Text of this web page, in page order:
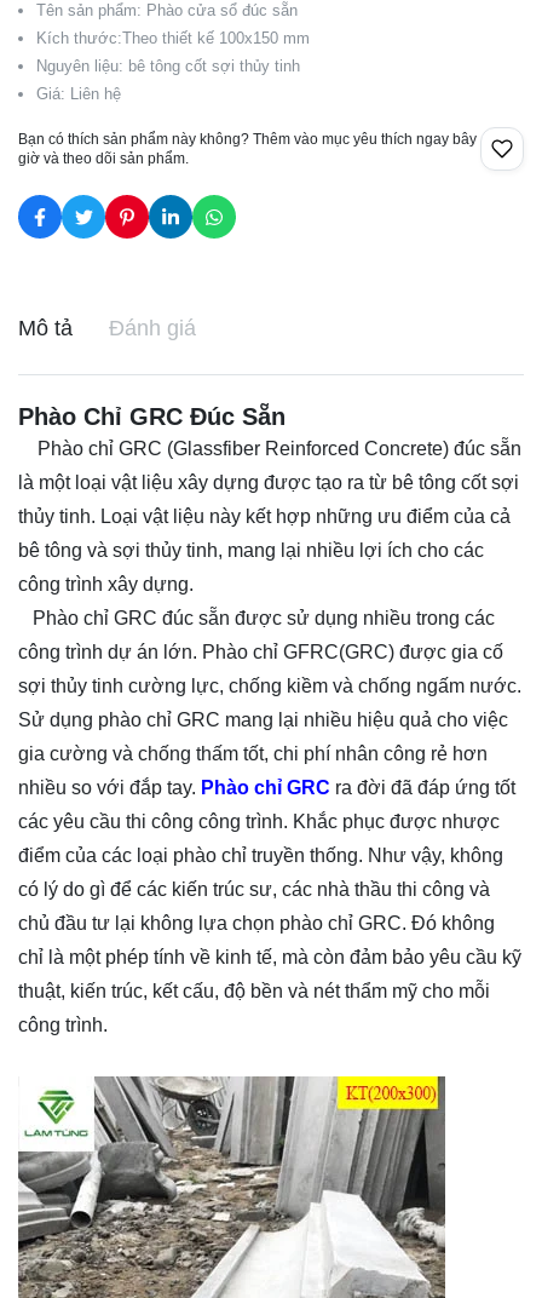
Tên sản phẩm: Phào cửa sổ đúc sẵn
Kích thước:Theo thiết kế 100x150 mm
Nguyên liệu: bê tông cốt sợi thủy tinh
Giá: Liên hệ
Bạn có thích sản phẩm này không? Thêm vào mục yêu thích ngay bây
giờ và theo dõi sản phẩm.
Mô tả Đánh giá
Phào Chỉ GRC Đúc Sẵn
Phào chỉ GRC (Glassfiber Reinforced Concrete) đúc sẵn
là một loại vật liệu xây dựng được tạo ra từ bê tông cốt sợi
thủy tinh. Loại vật liệu này kết hợp những ưu điểm của cả
bê tông và sợi thủy tinh, mang lại nhiều lợi ích cho các
công trình xây dựng.
Phào chỉ GRC đúc sẵn được sử dụng nhiều trong các
công trình dự án lớn. Phào chỉ GFRC(GRC) được gia cố
sợi thủy tinh cường lực, chống kiềm và chống ngấm nước.
Sử dụng phào chỉ GRC mang lại nhiều hiệu quả cho việc
gia cường và chống thấm tốt, chi phí nhân công rẻ hơn
nhiều so với đắp tay. Phào chỉ GRC ra đời đã đáp ứng tốt
các yêu cầu thi công công trình. Khắc phục được nhược
điểm của các loại phào chỉ truyền thống. Như vậy, không
có lý do gì để các kiến trúc sư, các nhà thầu thi công và
chủ đầu tư lại không lựa chọn phào chỉ GRC. Đó không
chỉ là một phép tính về kinh tế, mà còn đảm bảo yêu cầu kỹ
thuật, kiến trúc, kết cấu, độ bền và nét thẩm mỹ cho mỗi
công trình.